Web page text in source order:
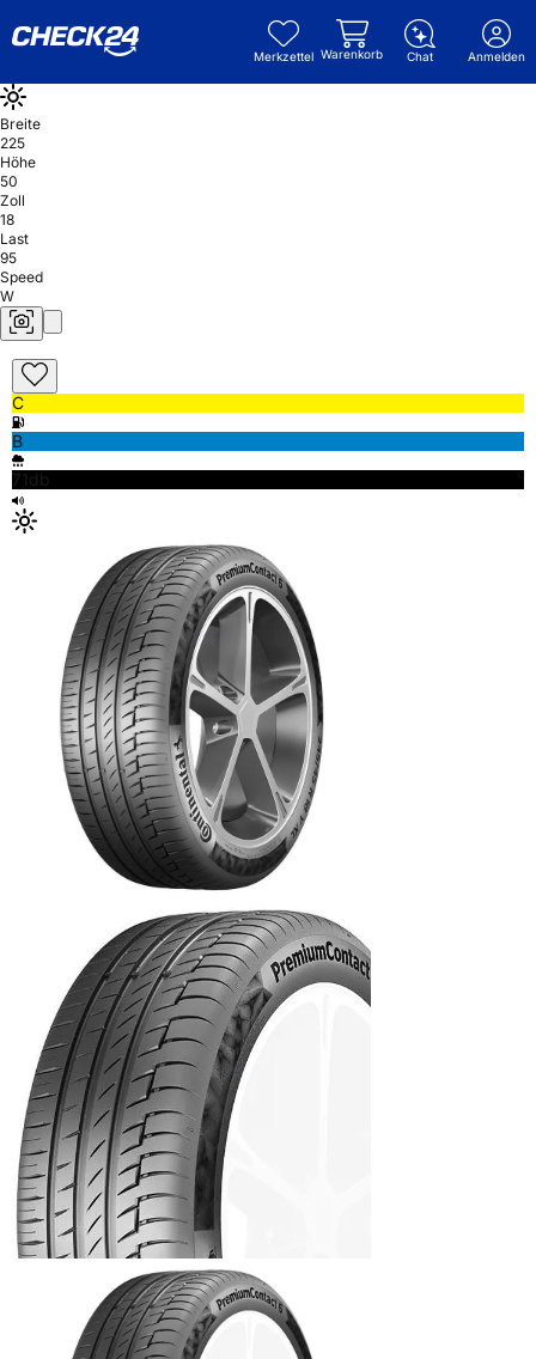
Merkzettel Warenkorb Chat Anmelden
Breite
225
Höhe
50
Zoll
18
Last
95
Speed
W
C
B
71db